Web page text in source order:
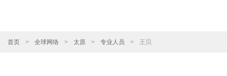
首页 > 全球网络 > 太原 > 专业人员 > 王贝